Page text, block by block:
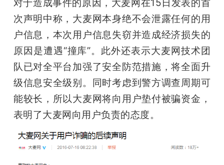
对于造成事件的原因，大麦网在15日发表的首
次声明中称，大麦网本身绝不会泄露任何的用
户信息，本次用户信息失窃并造成经济损失的
原因是遭遇“撞库”。此外还表示大麦网技术团
队已对全平台加强了安全防范措施，将全面升
级信息安全级别。同时考虑到警方调查周期可
能较长，所以大麦网将向用户垫付被骗资金，
表明了大麦网向用户负责的态度。